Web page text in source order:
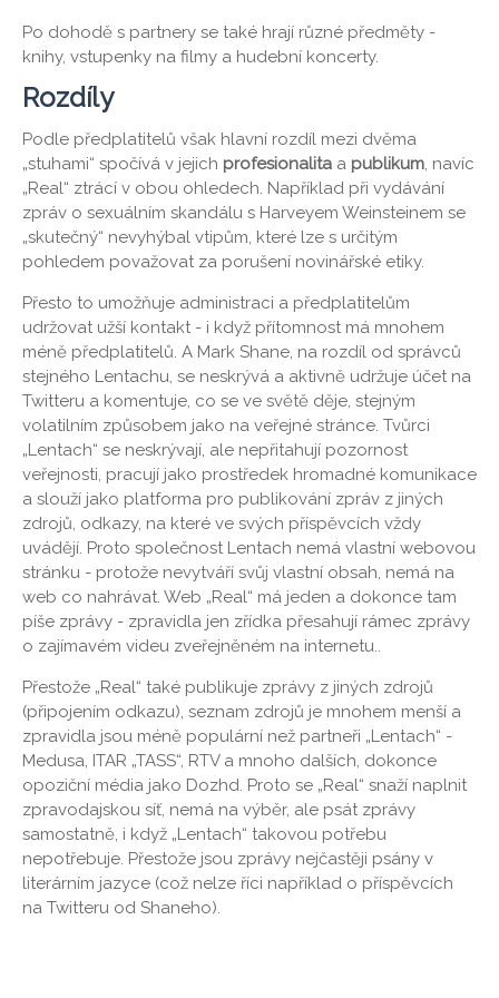
Po dohodě s partnery se také hrají různé předměty -
knihy, vstupenky na filmy a hudební koncerty.
Rozdíly
Podle předplatitelů však hlavní rozdíl mezi dvěma
„stuhami“ spočívá v jejich profesionalita a publikum , navíc
„Real“ ztrácí v obou ohledech. Například při vydávání
zpráv o sexuálním skandálu s Harveyem Weinsteinem se
„skutečný“ nevyhýbal vtipům, které lze s určitým
pohledem považovat za porušení novinářské etiky.
Přesto to umožňuje administraci a předplatitelům
udržovat užší kontakt - i když přítomnost má mnohem
méně předplatitelů. A Mark Shane, na rozdíl od správců
stejného Lentachu, se neskrývá a aktivně udržuje účet na
Twitteru a komentuje, co se ve světě děje, stejným
volatilním způsobem jako na veřejné stránce. Tvůrci
„Lentach“ se neskrývají, ale nepřitahují pozornost
veřejnosti, pracují jako prostředek hromadné komunikace
a slouží jako platforma pro publikování zpráv z jiných
zdrojů, odkazy, na které ve svých příspěvcích vždy
uvádějí. Proto společnost Lentach nemá vlastní webovou
stránku - protože nevytváří svůj vlastní obsah, nemá na
web co nahrávat. Web „Real“ má jeden a dokonce tam
píše zprávy - zpravidla jen zřídka přesahují rámec zprávy
o zajímavém videu zveřejněném na internetu..
Přestože „Real“ také publikuje zprávy z jiných zdrojů
(připojením odkazu), seznam zdrojů je mnohem menší a
zpravidla jsou méně populární než partneři „Lentach“ -
Medusa, ITAR „TASS“, RTV a mnoho dalších, dokonce
opoziční média jako Dozhd. Proto se „Real“ snaží naplnit
zpravodajskou síť, nemá na výběr, ale psát zprávy
samostatně, i když „Lentach“ takovou potřebu
nepotřebuje. Přestože jsou zprávy nejčastěji psány v
literárním jazyce (což nelze říci například o příspěvcích
na Twitteru od Shaneho).